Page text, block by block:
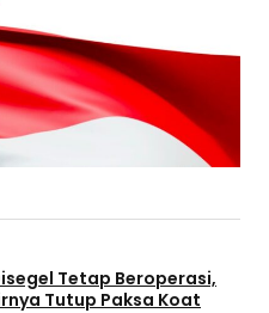
Tetap Beroperasi,
Tutup Paksa Koat